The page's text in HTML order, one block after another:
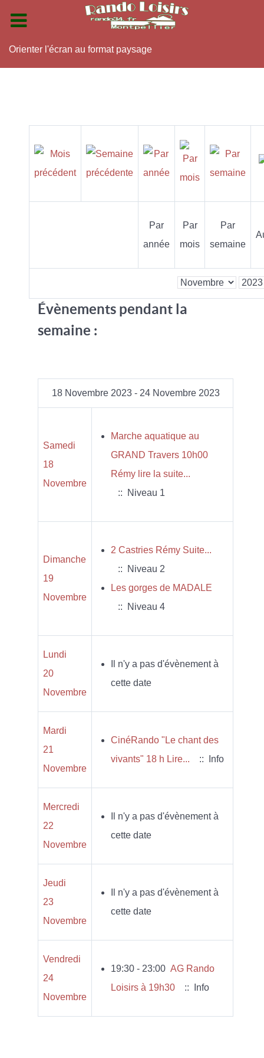
Orienter l'écran au format paysage
Par
année
Par
mois
Par
semaine
Évènements pendant la
semaine :
18 Novembre 2023 - 24 Novembre 2023
Samedi
18
Novembre
Marche aquatique au
GRAND Travers 10h00
Rémy lire la suite...
:: Niveau 1
Dimanche
19
Novembre
2 Castries Rémy Suite...
:: Niveau 2
Les gorges de MADALE
:: Niveau 4
Lundi
20
Novembre
Il n'y a pas d'évènement à
cette date
Mardi
21
Novembre
CinéRando "Le chant des
vivants" 18 h Lire...
:: Info
Mercredi
22
Novembre
Il n'y a pas d'évènement à
cette date
Jeudi
23
Novembre
Il n'y a pas d'évènement à
cette date
Vendredi
24
Novembre
19:30 - 23:00 AG Rando
Loisirs à 19h30
:: Info